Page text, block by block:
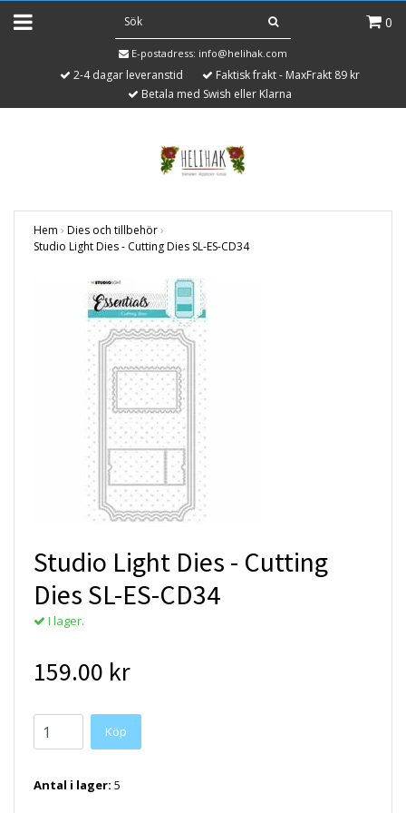
0
E-postadress: info@helihak.com
2-4 dagar leveranstid
Faktisk frakt - MaxFrakt 89 kr
Betala med Swish eller Klarna
Hem › Dies och tillbehör›
Studio Light Dies - Cutting Dies SL-ES-CD34
Studio Light Dies - Cutting
Dies SL-ES-CD34
I lager.
159.00 kr
Antal i lager: 5